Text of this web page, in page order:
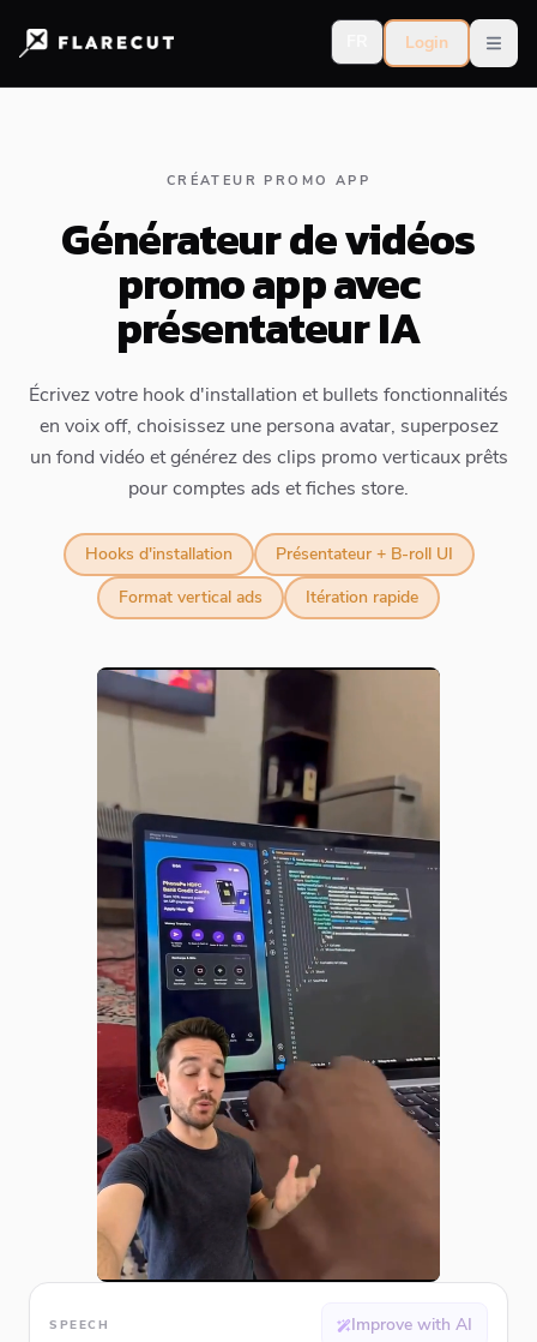
Login
CRÉATEUR PROMO APP
Générateur de vidéos
promo app avec
présentateur IA
Écrivez votre hook d'installation et bullets fonctionnalités
en voix off, choisissez une persona avatar, superposez
un fond vidéo et générez des clips promo verticaux prêts
pour comptes ads et fiches store.
Hooks d'installation
Présentateur + B-roll UI
Format vertical ads
Itération rapide
SPEECH Improve with AI